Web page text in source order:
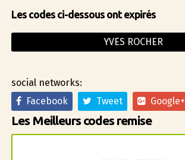
Les codes ci-dessous ont expirés
YVES ROCHER
social networks:
Facebook
Tweet Google+
Les Meilleurs codes remise